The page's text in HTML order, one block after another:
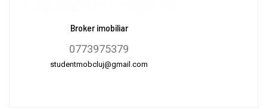
Broker imobiliar
0773975379
studentmobcluj@gmail.com